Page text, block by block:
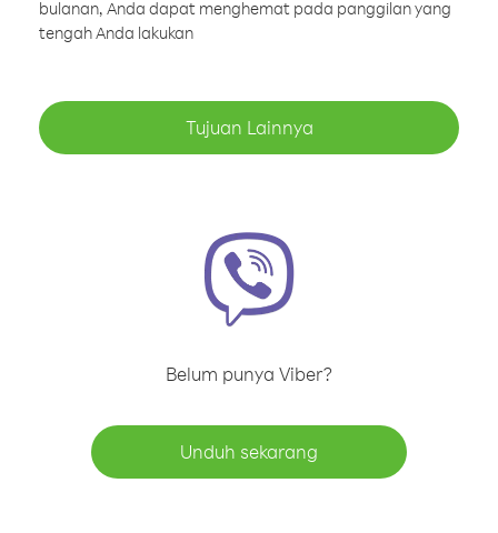
bulanan, Anda dapat menghemat pada panggilan yang
tengah Anda lakukan
Tujuan Lainnya
Belum punya Viber?
Unduh sekarang